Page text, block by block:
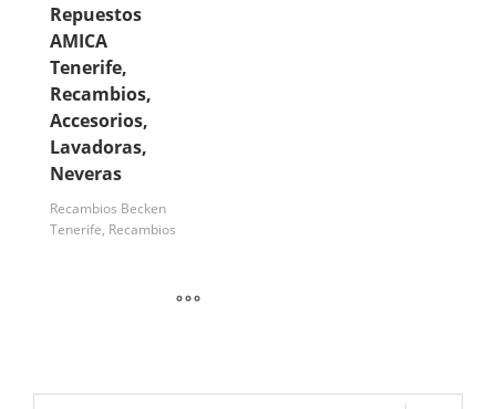
Repuestos
AMICA
Tenerife,
Recambios,
Accesorios,
Lavadoras,
Neveras
Recambios Becken
Tenerife, Recambios